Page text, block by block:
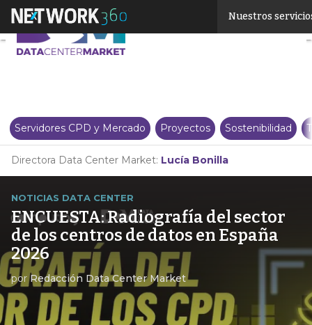
Nuestros
Servidores CPD y Mercado Proyectos Sostenibilidad
Directora Data Center Market: Lucía Bonilla
NOTICIAS DATA CENTER
ENCUESTA: Radiografía del sector
de los centros de datos en España
2026
porRedacción Data Center Market